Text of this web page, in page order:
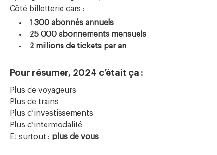
Côté billetterie cars :
1 300 abonnés annuels
25 000 abonnements mensuels
2 millions de tickets par an
Pour résumer, 2024 c’était ça :
Plus de voyageurs
Plus de trains
Plus d’investissements
Plus d’intermodalité
Et surtout : plus de vous